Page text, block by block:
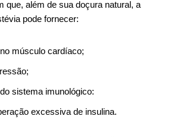
que, além de sua doçura natural, a
pode fornecer:
músculo cardíaco;
sistema imunológico:
excessiva de insulina.